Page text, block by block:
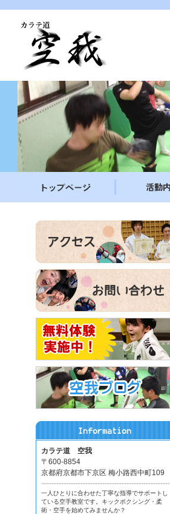
カラテ道 空我
〒600-8854
京都府京都市下京区 梅小路西中町109
一人ひとりに合わせた丁寧な指導でサポートし
ている空手教室です。キックボクシング・柔
術・空手を始めてみませんか？